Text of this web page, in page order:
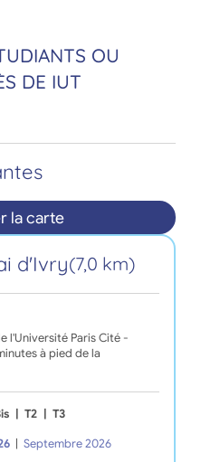
OU
DE IUT
la carte
d'Ivry(7,0 km)
l'Université Paris Cité -
à pied de la
| T2 | T3
| Septembre 2026